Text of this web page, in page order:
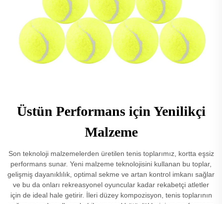
Üstün Performans için Yenilikçi
Malzeme
Son teknoloji malzemelerden üretilen tenis toplarımız, kortta eşsiz
performans sunar. Yeni malzeme teknolojisini kullanan bu toplar,
gelişmiş dayanıklılık, optimal sekme ve artan kontrol imkanı sağlar
ve bu da onları rekreasyonel oyuncular kadar rekabetçi atletler
için de ideal hale getirir. İleri düzey kompozisyon, tenis toplarının